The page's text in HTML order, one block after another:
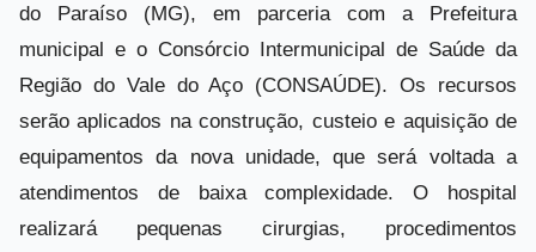
do Paraíso (MG), em parceria com a Prefeitura
municipal e o Consórcio Intermunicipal de Saúde da
Região do Vale do Aço (CONSAÚDE). Os recursos
serão aplicados na construção, custeio e aquisição de
equipamentos da nova unidade, que será voltada a
atendimentos de baixa complexidade. O hospital
realizará pequenas cirurgias, procedimentos